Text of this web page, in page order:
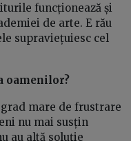
funcționează și
de arte. E rău
supraviețuiesc cel
oamenilor?
mare de frustrare
nu mai susțin
au altă soluție